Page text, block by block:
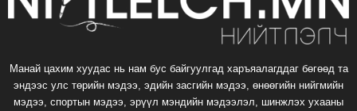
Манай цахим хуудас нь нам бус байгуулгад харъяалагддаг бөгөөд та
эндээс улс төрийн мэдээ, эдийн засгийн мэдээ, өнөөгийн нийгмийн
мэдээ, спортын мэдээ, эрүүл мэндийн мэдээлэл, шинжлэх ухааны